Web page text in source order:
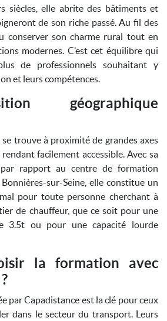
siècles, elle abrite des bâtiments et
de son riche passé. Au fil des
conserver son charme rural tout en
modernes. C’est cet équilibre qui
de professionnels souhaitant y
et leurs compétences.
géographique
trouve à proximité de grandes axes
facilement accessible. Avec sa
rapport au centre de formation
sur-Seine, elle constitue un
pour toute personne cherchant à
de chauffeur, que ce soit pour une
3.5t ou pour une capacité lourde
la formation avec
par Capadistance est la clé pour ceux
dans le secteur du transport. Leurs